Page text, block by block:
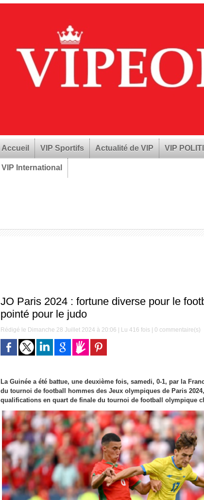
Accueil VIP Sportifs Actualité de VIP VIP
VIP International
JO Paris 2024 : fortune diverse pour le
pointé pour le judo
Rédigé le Dimanche 28 Juillet 2024 à 20:06 | Lu 416 fois | 0 commentaire(s)
La Guinée a été battue, une deuxième fois, samedi, 0-1, par la
du tournoi de football hommes des Jeux olympiques de Paris
qualifications en quart de finale du tournoi de football olympique